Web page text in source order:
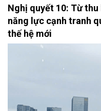
Nghị quyết 10: Từ
năng lực cạnh tranh
thế hệ mới